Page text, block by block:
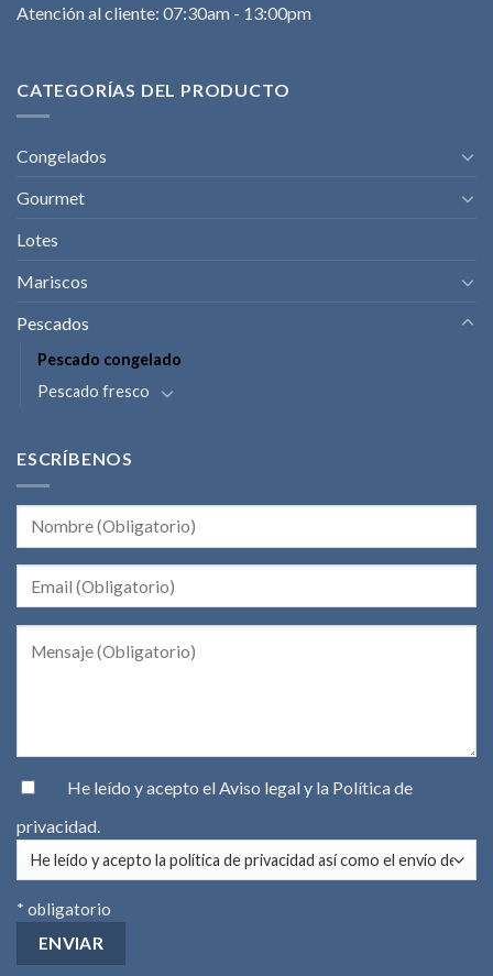
Atención al cliente: 07:30am - 13:00pm
CATEGORÍAS DEL PRODUCTO
Congelados
Gourmet
Lotes
Mariscos
Pescados
Pescado congelado
Pescado fresco
ESCRÍBENOS
He leído y acepto elAviso legaly la Política de
privacidad.
* obligatorio